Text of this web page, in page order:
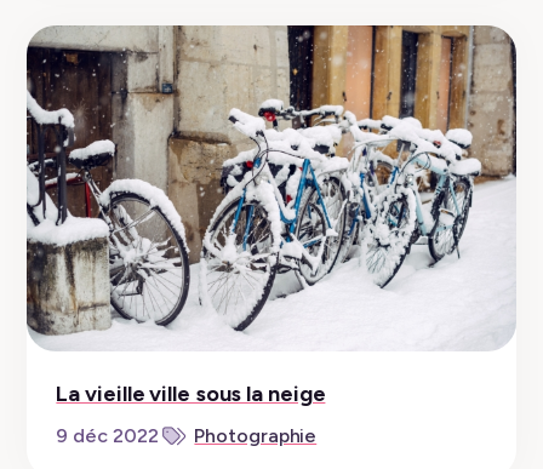
La vieille ville sous la neige
9 déc 2022 Photographie